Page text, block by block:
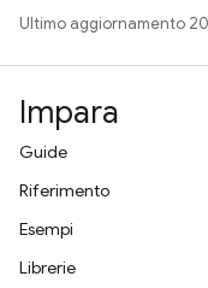
Ultimo aggiornamento
Impara
Guide
Riferimento
Esempi
Librerie